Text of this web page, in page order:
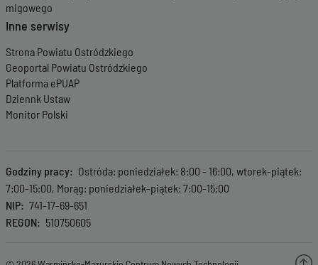
migowego
Inne serwisy
Strona Powiatu Ostródzkiego
Geoportal Powiatu Ostródzkiego
Platforma ePUAP
Dziennk Ustaw
Monitor Polski
Godziny pracy
Ostróda: poniedziałek: 8:00 - 16:00, wtorek-piątek:
7:00-15:00, Morąg: poniedziałek-piątek: 7:00-15:00
NIP
741-17-69-651
REGON
510750605